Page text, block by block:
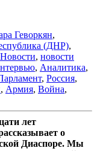
Геворкян,
(ДНР),
Новости, новости
, Аналитика,
, Россия,
, Армия, Война,
лет
о
Диаспоре. Мы